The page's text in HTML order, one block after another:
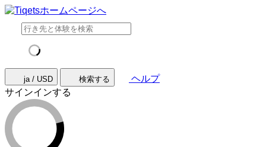
ja / USD 検索する
ヘルプ
サインインする